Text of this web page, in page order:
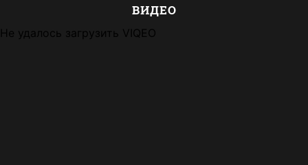
ВИДЕО
Не удалось загрузить VIQEO